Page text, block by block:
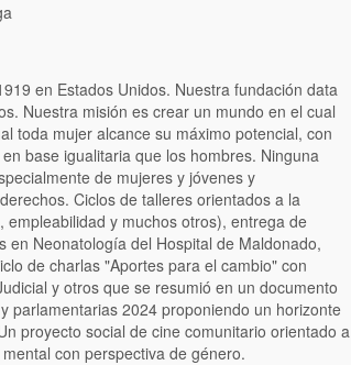
en Estados Unidos. Nuestra fundación data
Nuestra misión es crear un mundo en el cual
toda mujer alcance su máximo potencial, con
base igualitaria que los hombres. Ninguna
de mujeres y jóvenes y
Ciclos de talleres orientados a la
y muchos otros), entrega de
Neonatología del Hospital de Maldonado,
de charlas "Aportes para el cambio" con
y otros que se resumió en un documento
parlamentarias 2024 proponiendo un horizonte
proyecto social de cine comunitario orientado a
con perspectiva de género.